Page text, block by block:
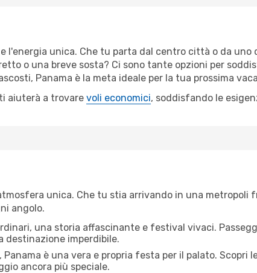
unica. Che tu parta dal centro città o da uno
o una breve sosta? Ci sono tante opzioni per
Panama è la meta ideale per la tua prossima
aiuterà a trovare voli economici, soddisfando le
unica. Che tu stia arrivando in una metropoli
angolo.
una storia affascinante e festival vivaci.
destinazione imperdibile.
è una vera e propria festa per il palato. Scopri
ancora più speciale.